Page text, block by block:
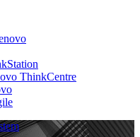
ThinkCentre